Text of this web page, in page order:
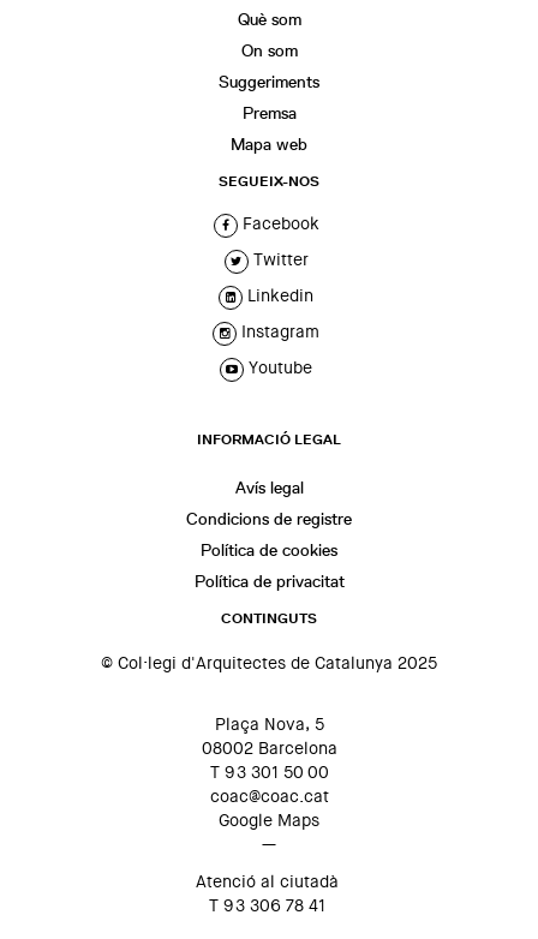
Què som
On som
Suggeriments
Premsa
Mapa web
SEGUEIX-NOS
Facebook
Twitter
Linkedin
Instagram
Youtube
INFORMACIÓ LEGAL
Avís legal
Condicions de registre
Política de cookies
Política de privacitat
CONTINGUTS
© Col·legi d'Arquitectes de Catalunya 2025
Plaça Nova, 5
08002 Barcelona
T 93 301 50 00
coac@coac.cat
Google Maps
—
Atenció al ciutadà
T 93 306 78 41